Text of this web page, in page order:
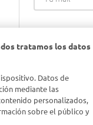
tratamos los datos
Datos de
mediante las
personalizados,
sobre el público y